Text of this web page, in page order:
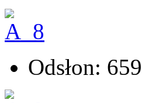
Odsłon: 659